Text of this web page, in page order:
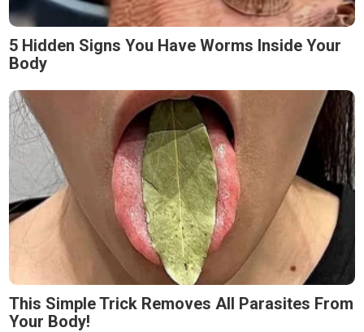
5 Hidden Signs You Have Worms Inside Your
Body
This Simple Trick Removes All Parasites From
Your Body!